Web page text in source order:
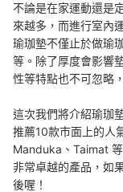
不論是在家運動還是
來越多，而進行室內
瑜珈墊不僅止於做瑜
等。除了厚度會影響
性等特點也不可忽略
這次我們將介紹瑜珈
推薦10款市面上的人
Manduka、Taimat
非常卓越的產品，如
後喔！